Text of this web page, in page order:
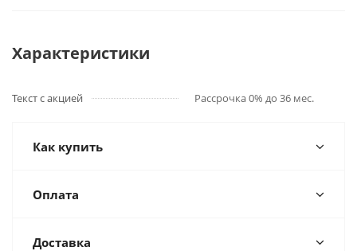
Характеристики
Текст с акцией Рассрочка 0% до 36 мес.
Как купить
Оплата
Доставка